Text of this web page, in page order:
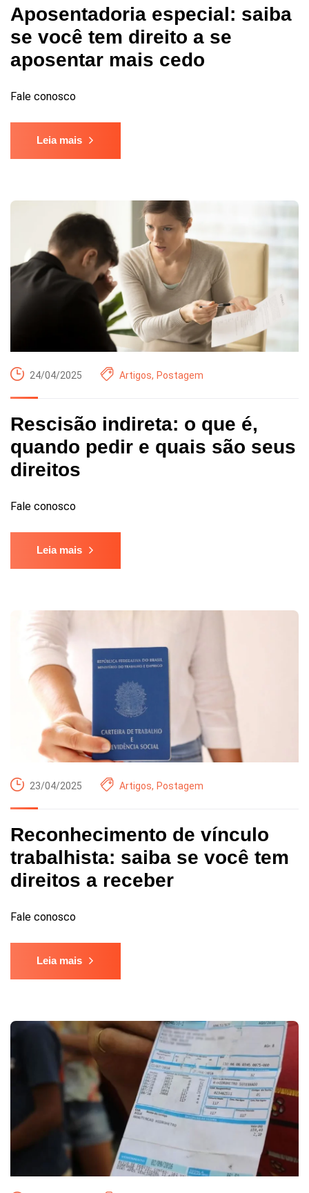
Aposentadoria especial: saiba
se você tem direito a se
aposentar mais cedo
Fale conosco
Leia mais
24/04/2025 Artigos, Postagem
Rescisão indireta: o que é,
quando pedir e quais são seus
direitos
Fale conosco
Leia mais
23/04/2025 Artigos, Postagem
Reconhecimento de vínculo
trabalhista: saiba se você tem
direitos a receber
Fale conosco
Leia mais